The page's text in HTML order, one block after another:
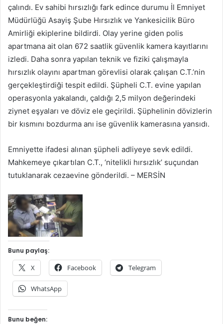
çalındı. Ev sahibi hırsızlığı fark edince durumu İl Emniyet
Müdürlüğü Asayiş Şube Hırsızlık ve Yankesicilik Büro
Amirliği ekiplerine bildirdi. Olay yerine giden polis
apartmana ait olan 672 saatlik güvenlik kamera kayıtlarını
izledi. Daha sonra yapılan teknik ve fiziki çalışmayla
hırsızlık olayını apartman görevlisi olarak çalışan C.T.’nin
gerçekleştirdiği tespit edildi. Şüpheli C.T. evine yapılan
operasyonla yakalandı, çaldığı 2,5 milyon değerindeki
ziynet eşyaları ve döviz ele geçirildi. Şüphelinin dövizlerin
bir kısmını bozdurma anı ise güvenlik kamerasına yansıdı.
Emniyette ifadesi alınan şüpheli adliyeye sevk edildi.
Mahkemeye çıkartılan C.T., ‘nitelikli hırsızlık’ suçundan
tutuklanarak cezaevine gönderildi. – MERSİN
Bunu paylaş:
X Facebook Telegram
WhatsApp
Bunu beğen: